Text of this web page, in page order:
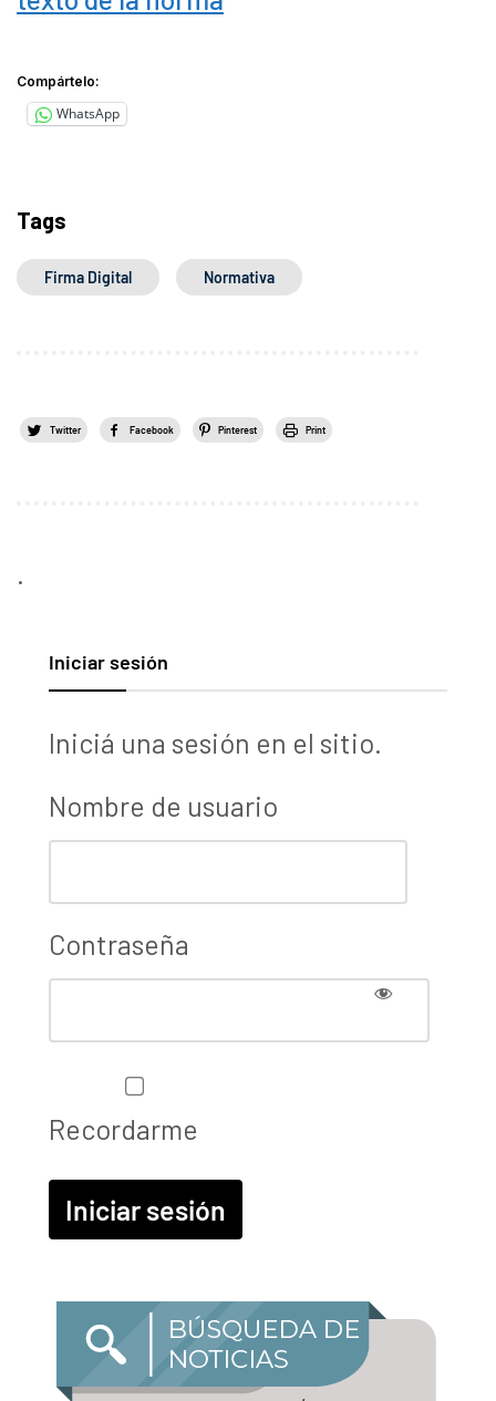
Compártelo:
WhatsApp
Tags
Firma Digital Normativa
Twitter Facebook Pinterest Print
.
Iniciar sesión
Iniciá una sesión en el sitio.
Nombre de usuario
Contraseña
Recordarme